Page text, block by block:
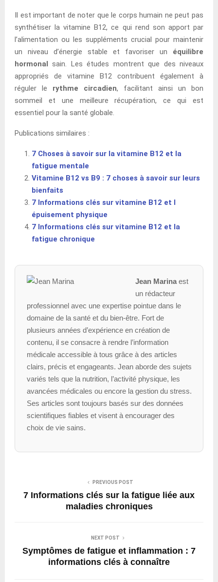
Il est important de noter que le corps humain ne peut pas
synthétiser la vitamine B12, ce qui rend son apport par
l’alimentation ou les suppléments crucial pour maintenir
un niveau d’énergie stable et favoriser un équilibre
hormonal sain. Les études montrent que des niveaux
appropriés de vitamine B12 contribuent également à
réguler le rythme circadien, facilitant ainsi un bon
sommeil et une meilleure récupération, ce qui est
essentiel pour la santé globale.
Publications similaires :
7 Choses à savoir sur la vitamine B12 et la
fatigue mentale
Vitamine B12 vs B9 : 7 choses à savoir sur leurs
bienfaits
7 Informations clés sur vitamine B12 et l
épuisement physique
7 Informations clés sur vitamine B12 et la
fatigue chronique
Jean Marinaest
un rédacteur
professionnel avec une expertise pointue dans le
domaine de la santé et du bien-être. Fort de
plusieurs années d’expérience en création de
contenu, il se consacre à rendre l’information
médicale accessible à tous grâce à des articles
clairs, précis et engageants. Jean aborde des sujets
variés tels que la nutrition, l’activité physique, les
avancées médicales ou encore la gestion du stress.
Ses articles sont toujours basés sur des données
scientifiques fiables et visent à encourager des
choix de vie sains.
PREVIOUS POST
7 Informations clés sur la fatigue liée aux
maladies chroniques
NEXT POST
Symptômes de fatigue et inflammation : 7
informations clés à connaître